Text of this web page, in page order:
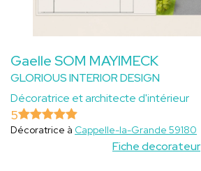
Gaelle SOM MAYIMECK
GLORIOUS INTERIOR DESIGN
Décoratrice et architecte d'intérieur
Fiche decorateur
5
Décoratrice à Cappelle-la-Grande 59180